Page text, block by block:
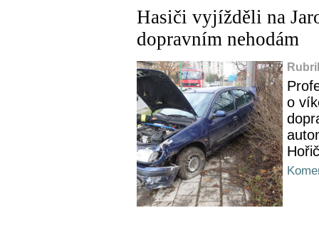
Hasiči vyjížděli na
dopravním nehodám
o